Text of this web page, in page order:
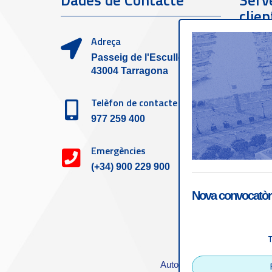
Adreça
Passeig de l'Escullera s/n,
43004 Tarragona
Telèfon de contacte
977 259 400
Emergències
(+34) 900 229 900
Autoritat Portuària de
Nova